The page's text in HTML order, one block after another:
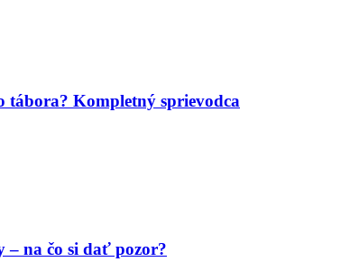
Kompletný sprievodca
– na čo si dať pozor?